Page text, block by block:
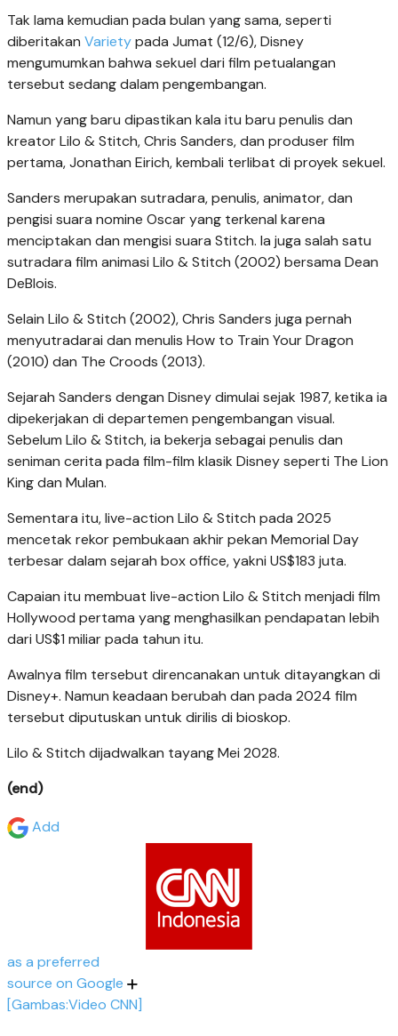
Tak lama kemudian pada bulan yang sama, seperti
diberitakan Varietypada Jumat (12/6), Disney
mengumumkan bahwa sekuel dari film petualangan
tersebut sedang dalam pengembangan.
Namun yang baru dipastikan kala itu baru penulis dan
kreator Lilo & Stitch, Chris Sanders, dan produser film
pertama, Jonathan Eirich, kembali terlibat di proyek sekuel.
Sanders merupakan sutradara, penulis, animator, dan
pengisi suara nomine Oscar yang terkenal karena
menciptakan dan mengisi suara Stitch. Ia juga salah satu
sutradara film animasi Lilo & Stitch (2002) bersama Dean
DeBlois.
Selain Lilo & Stitch (2002), Chris Sanders juga pernah
menyutradarai dan menulis How to Train Your Dragon
(2010) dan The Croods (2013).
Sejarah Sanders dengan Disney dimulai sejak 1987, ketika ia
dipekerjakan di departemen pengembangan visual.
Sebelum Lilo & Stitch, ia bekerja sebagai penulis dan
seniman cerita pada film-film klasik Disney seperti The Lion
King dan Mulan.
Sementara itu, live-action Lilo & Stitch pada 2025
mencetak rekor pembukaan akhir pekan Memorial Day
terbesar dalam sejarah box office, yakni US$183 juta.
Capaian itu membuat live-action Lilo & Stitch menjadi film
Hollywood pertama yang menghasilkan pendapatan lebih
dari US$1 miliar pada tahun itu.
Awalnya film tersebut direncanakan untuk ditayangkan di
Disney+. Namun keadaan berubah dan pada 2024 film
tersebut diputuskan untuk dirilis di bioskop.
Lilo & Stitch dijadwalkan tayang Mei 2028.
(end)
Add
as a preferred
source on Google
[Gambas:Video CNN]